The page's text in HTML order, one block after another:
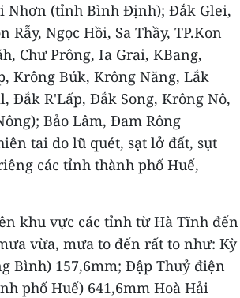
Nhơn (tỉnh Bình Định); Đắk Glei,
Ngọc Hồi, Sa Thầy, TP.Kon
Chư Prông, Ia Grai, KBang,
Krông Búk, Krông Năng, Lắk
Đắk R'Lấp, Đắk Song, Krông Nô,
Bảo Lâm, Đam Rông
tai do lũ quét, sạt lở đất, sụt
các tỉnh thành phố Huế,
khu vực các tỉnh từ Hà Tĩnh đến
vừa, mưa to đến rất to như: Kỳ
Bình) 157,6mm; Đập Thuỷ điện
phố Huế) 641,6mm Hoà Hải